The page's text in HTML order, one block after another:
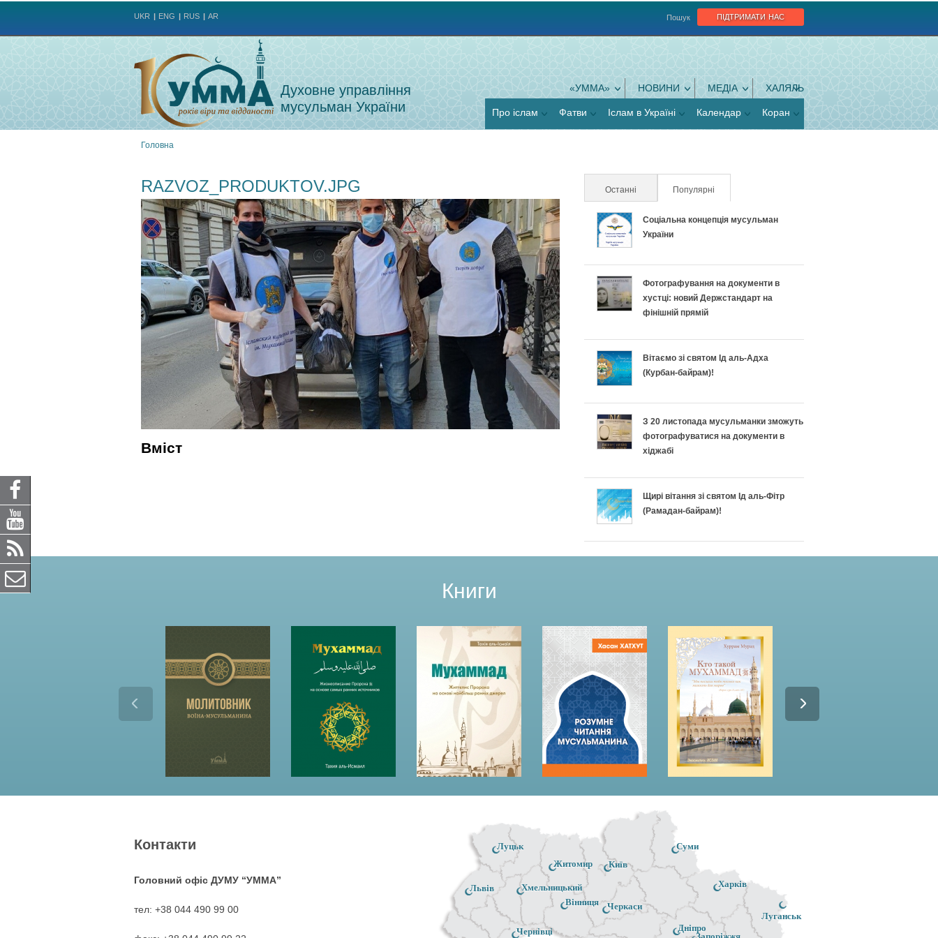
підтримати нас
Пошук
UKR ENG RUS AR
Духовне управління
мусульман України
«УММА» НОВИНИ МЕДІА ХАЛЯЛЬ
Про іслам Фатви Іслам в Україні Календар Коран
є
тут
Головна
RAZVOZ_PRODUKTOV.JPG
Вміст
Останні Популярні
Соціальна концепція мусульман
України
Фотографування на документи в
хустці: новий Держстандарт на
фінішній прямій
Вітаємо зі святом Ід аль-Адха
(Курбан-байрам)!
З 20 листопада мусульманки зможуть
фотографуватися на документи в
хіджабі
Щирі вітання зі святом Ід аль-Фітр
(Рамадан-байрам)!
Книги
Житомир
Черкаси
Чернівці
Київ
Луганськ
Хмельницький
Луцьк
Дніпро
Суми
Вінниця
Львів Харків
Контакти
Головний офіс ДУМУ “УММА”
тел: +38 044 490 99 00